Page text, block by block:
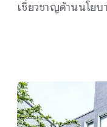
เชี่ยวชาญด้านนโยบ